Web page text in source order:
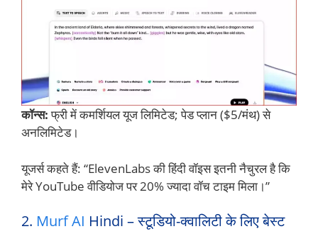
कॉन्स:फ्री में कमर्शियल यूज लिमिटेड; पेड प्लान ($5/मंथ) से
अनलिमिटेड।
यूजर्स कहते हैं: “ElevenLabs की हिंदी वॉइस इतनी नैचुरल है कि
मेरे YouTube वीडियोज पर 20% ज्यादा वॉच टाइम मिला।”
2. Murf AI Hindi – स्टूडियो-क्वालिटी के लिए बेस्ट